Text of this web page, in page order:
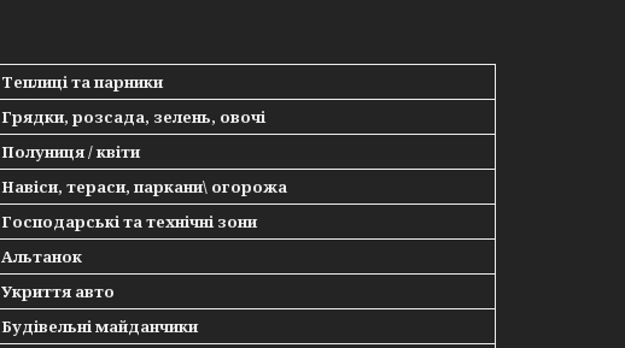
Теплиці та парники
Грядки, розсада, зелень, овочі
Полуниця / квіти
Навіси, тераси, паркани\ огорожа
Господарські та технічні зони
Альтанок
Укриття авто
Будівельні майданчики